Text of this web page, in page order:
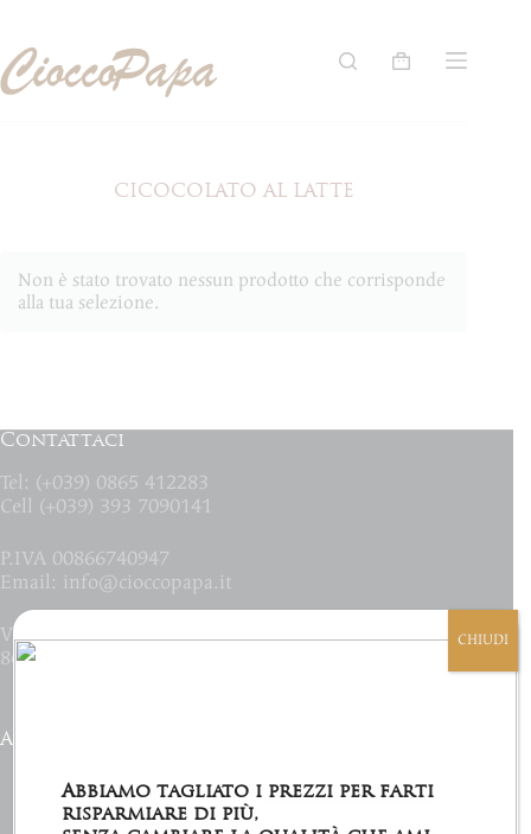
contenuto
Carrello
CICOCOLATO AL LATTE
Non è stato trovato nessun prodotto che corrisponde
alla tua selezione.
Contattaci
Tel: (+039) 0865 412283
Cell (+039) 393 7090141
P.IVA 00866740947
Email: info@cioccopapa.it
Via Camillo Carlomagno 4/6
86170 - Isernia (IS) Italia
Account
Prodotti
Il mio Account
Lista dei desideri
Abbiamo tagliato i prezzi per farti
risparmiare di più,
CHIUDI